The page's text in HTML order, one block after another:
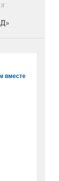
вместе